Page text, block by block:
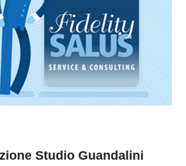
Studio Guandalini